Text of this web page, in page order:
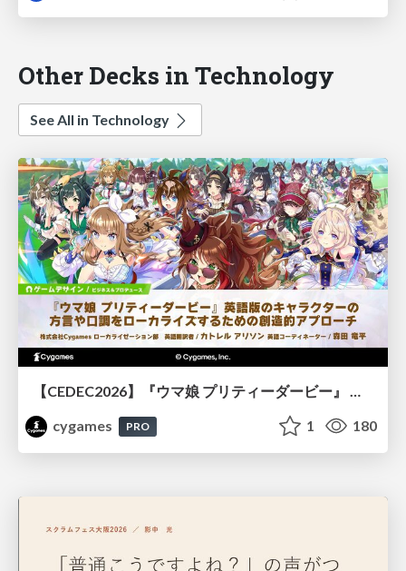
Other Decks in Technology
See All in Technology
cygames
PRO 1 180